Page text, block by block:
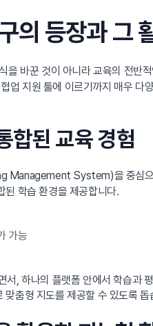
의 등장과 그
을 바꾼 것이 아니라 교육의 전반
업 지원 툴에 이르기까지 매우
합된 교육 경험
Management System)을 중심
된 학습 환경을 제공합니다.
가능
, 하나의 플랫폼 안에서 학습
춤형 지도를 제공할 수 있도록 돕